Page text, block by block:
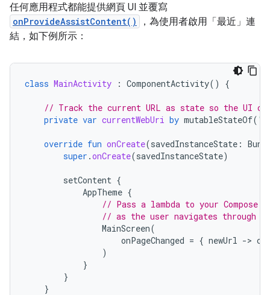
任何應用程式都能提供網頁 UI 並覆寫
onProvideAssistContent()
，為使用者啟用「最近」連
結，如下例所示：
class MainActivity : ComponentActivity() {
// Track the current URL as state so the UI
private var currentWebUri by mutableStateOf(
override fun onCreate(savedInstanceState :
super .onCreate(savedInstanceState)
setContent {
AppTheme {
// Pass a lambda to your
// as the user navigates through
MainScreen(
onPageChanged = { newUrl ->
)
}
}
}